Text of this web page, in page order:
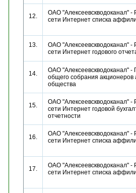
12.
ОАО "Алексеевскводоканал" -
сети Интернет списка
13.
ОАО "Алексеевскводоканал" -
сети Интернет годового
14.
ОАО "Алексеевскводоканал" -
общего собрания акционеров
общества
15.
ОАО "Алексеевскводоканал" -
сети Интернет годовой
отчетности
16.
ОАО "Алексеевскводоканал" -
сети Интернет списка
17.
ОАО "Алексеевскводоканал" -
сети Интернет списка